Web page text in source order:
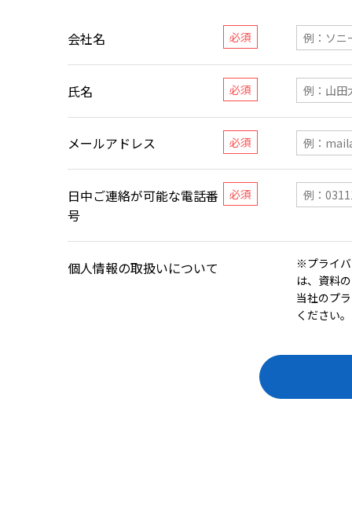
会社名
氏名
メールアドレス
日中ご連絡が可能な電話番
号
個人情報の取扱いについて
※プライ
は、資料
当社のプ
ください。​